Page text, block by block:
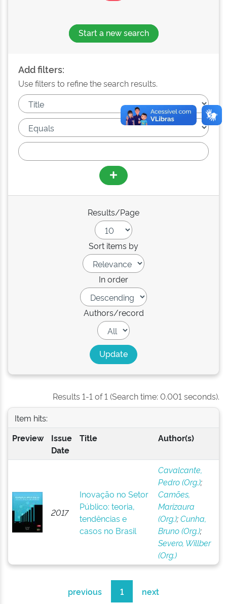
Start a new search
Add filters:
Use filters to refine the search results.
Results/Page
Sort items by
In order
Authors/record
Results 1-1 of 1 (Search time: 0.001 seconds).
Item hits:
Preview
Issue
Date
Title Author(s)
2017
Inovação no Setor
Público: teoria,
tendências e
casos no Brasil
Cavalcante,
Pedro (Org.);
Camões,
Marizaura
(Org.);Cunha,
Bruno (Org.);
Severo, Willber
(Org.)
previous 1 next